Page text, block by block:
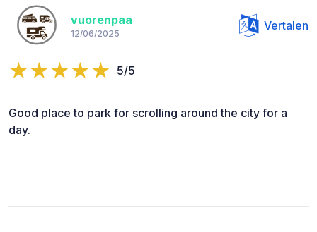
vuorenpaa
12/06/2025
Vertalen
5/5
Good place to park for scrolling around the city for a
day.